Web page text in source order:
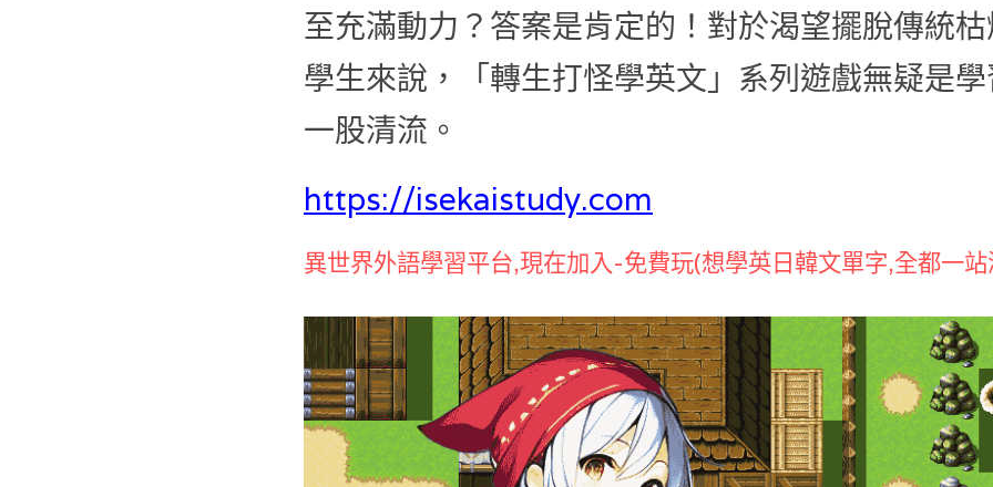
至充滿動力？答案是肯定的！對於渴望擺脫傳統
學生來說，「轉生打怪學英文」系列遊戲無疑是
一股清流。
https://isekaistudy.com
異世界外語學習平台,現在加入-免費玩(想學英日韓文單字,全都一